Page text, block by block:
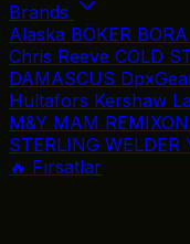
Brands
Alaska BÖKER BORA
Chris Reeve COLD
DAMASCUS
Hultafors Kershaw
M&Y MAM REMIXON
STERLING WELDER
🔥 Fırsatlar